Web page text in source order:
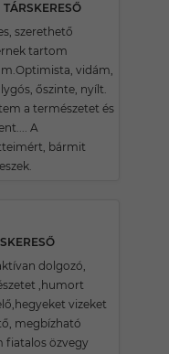
szerethető
tartom
vidám,
őszinte, nyílt.
a természetet és
A
bármit
dolgozó,
,humort
vizeket
megbízható
fiatalos özvegy